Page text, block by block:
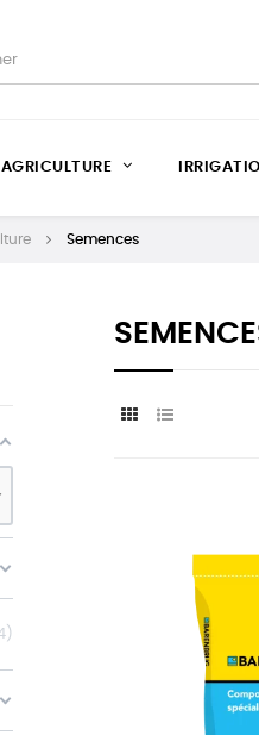
AGRICULTURE
Semences